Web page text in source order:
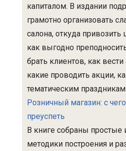
капиталом. В издании
грамотно организовать
салона, откуда привозить
как выгодно
брать клиентов, как
какие проводить акции,
тематическим праздникам.
Розничный магазин: с
преуспеть
В книге собраны
методики построения и